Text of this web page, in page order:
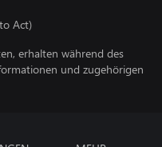
Act)
erhalten während des
und zugehörigen